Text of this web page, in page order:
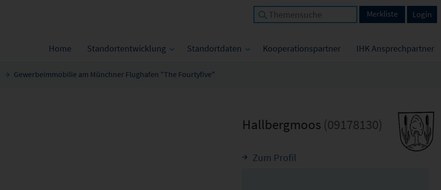
Home Standortentwicklung Standortdaten Kooperationspartner IHK Ansprechpartner
Login
Merkliste
Gewerbeimmobilie am Münchner Flughafen "The Fourtyfive"
Hallbergmoos (09178130)
Zum Profil